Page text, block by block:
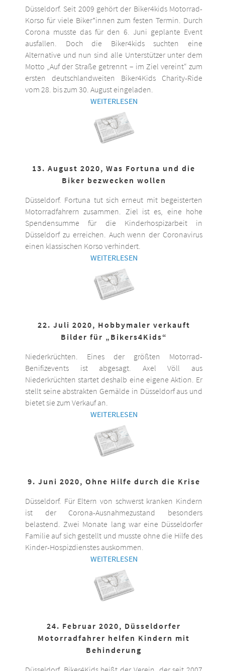
Düsseldorf. Seit 2009 gehört der Biker4kids Motorrad-
Korso für viele Biker*innen zum festen Termin. Durch
Corona musste das für den 6. Juni geplante Event
ausfallen. Doch die Biker4kids suchten eine
Alternative und nun sind alle Unterstützer unter dem
Motto „Auf der Straße getrennt – im Ziel vereint“ zum
ersten deutschlandweiten Biker4Kids Charity-Ride
vom 28. bis zum 30. August eingeladen.
WEITERLESEN
13. August 2020, Was Fortuna und die
Biker bezwecken wollen
Düsseldorf. Fortuna tut sich erneut mit begeisterten
Motorradfahrern zusammen. Ziel ist es, eine hohe
Spendensumme für die Kinderhospizarbeit in
Düsseldorf zu erreichen. Auch wenn der Coronavirus
einen klassischen Korso verhindert.
WEITERLESEN
22. Juli 2020, Hobbymaler verkauft
Bilder für „Bikers4Kids“
Niederkrüchten. Eines der größten Motorrad-
Benifizevents ist abgesagt. Axel Völl aus
Niederkrüchten startet deshalb eine eigene Aktion. Er
stellt seine abstrakten Gemälde in Düsseldorf aus und
bietet sie zum Verkauf an.
WEITERLESEN
9. Juni 2020, Ohne Hilfe durch die Krise
Düsseldorf. Für Eltern von schwerst kranken Kindern
ist der Corona-Ausnahmezustand besonders
belastend. Zwei Monate lang war eine Düsseldorfer
Familie auf sich gestellt und musste ohne die Hilfe des
Kinder-Hospizdienstes auskommen.
WEITERLESEN
24. Februar 2020, Düsseldorfer
Motorradfahrer helfen Kindern mit
Behinderung